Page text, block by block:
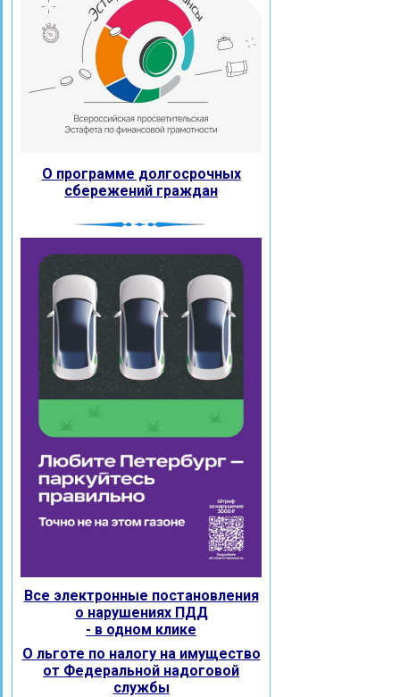
О программе долгосрочных
сбережений граждан
Все электронные постановления
о нарушениях ПДД
- в одном клике
О льготе по налогу на имущество
от Федеральной надоговой
службы